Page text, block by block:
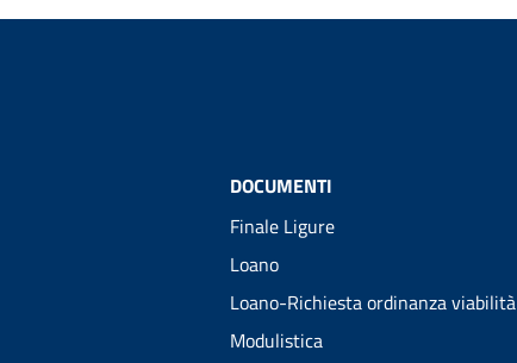
DOCUMENTI
Finale Ligure
Loano
Loano-Richiesta ordinanza viabilità
Modulistica